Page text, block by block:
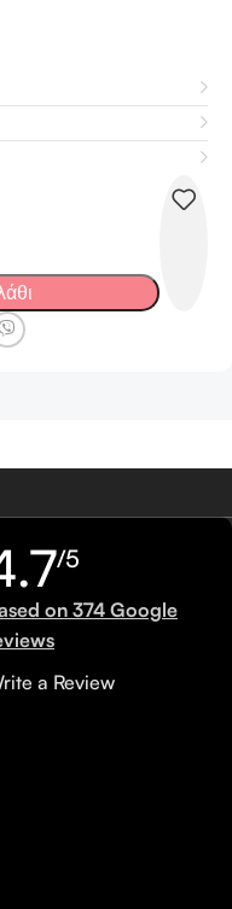
/5
on 374 Google
a Review